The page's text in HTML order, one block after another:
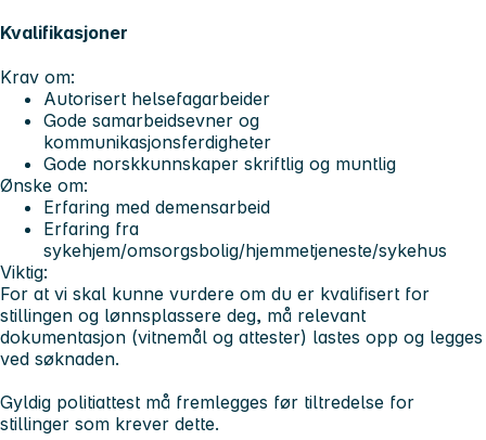
Kvalifikasjoner
Krav om:
Autorisert helsefagarbeider
Gode samarbeidsevner og
kommunikasjonsferdigheter
Gode norskkunnskaper skriftlig og muntlig
Ønske om:
Erfaring med demensarbeid
Erfaring fra
sykehjem/omsorgsbolig/hjemmetjeneste/sykehus
Viktig:
For at vi skal kunne vurdere om du er kvalifisert for
stillingen og lønnsplassere deg, må relevant
dokumentasjon (vitnemål og attester) lastes opp og legges
ved søknaden.
Gyldig politiattest må fremlegges før tiltredelse for
stillinger som krever dette.